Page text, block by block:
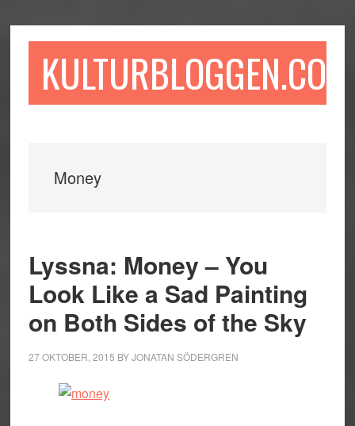
till
till
sidofältet
till
KULTURBLOGGEN.COM
Money
Lyssna: Money – You
Look Like a Sad Painting
on Both Sides of the Sky
27 OKTOBER, 2015 BYJONATAN SÖDERGREN